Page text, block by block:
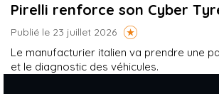
Pirelli renforce son Cyber
Publié le 23 juillet 2026
Le manufacturier italien va prendre une
et le diagnostic des véhicules.